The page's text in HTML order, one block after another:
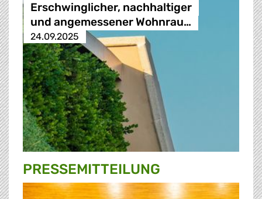
Erschwinglicher, nachhaltiger
und angemessener Wohnrau…
24.09.2025
PRESSE­MITTEILUNG